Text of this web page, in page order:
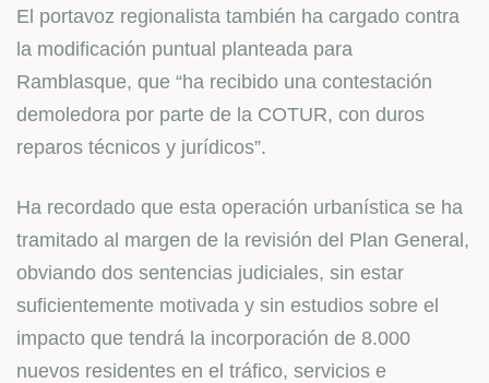
El portavoz regionalista también ha cargado contra
la modificación puntual planteada para
Ramblasque, que “ha recibido una contestación
demoledora por parte de la COTUR, con duros
reparos técnicos y jurídicos”.
Ha recordado que esta operación urbanística se ha
tramitado al margen de la revisión del Plan General,
obviando dos sentencias judiciales, sin estar
suficientemente motivada y sin estudios sobre el
impacto que tendrá la incorporación de 8.000
nuevos residentes en el tráfico, servicios e